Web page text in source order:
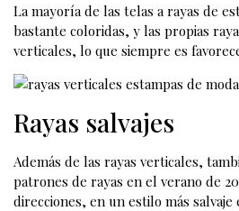
La mayoría de las telas a rayas de
bastante coloridas, y las propias
verticales, lo que siempre es
Rayas salvajes
Además de las rayas verticales,
patrones de rayas en el verano de
direcciones, en un estilo más salvaje